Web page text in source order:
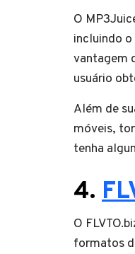
O
incluindo o
vantagem
usuário
Além de
móveis,
tenha
4.
O
formatos